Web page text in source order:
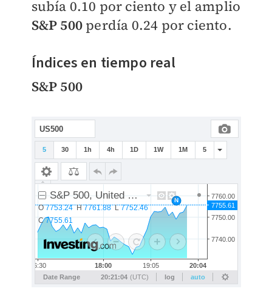
subía 0.10 por ciento y el amplio
S&P 500perdía 0.24 por ciento.
Índices en tiempo real
S&P 500